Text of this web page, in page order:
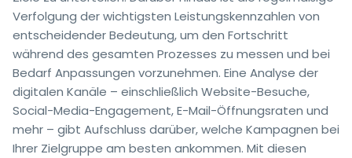
Verfolgung der wichtigsten Leistungskennzahlen von
entscheidender Bedeutung, um den Fortschritt
während des gesamten Prozesses zu messen und bei
Bedarf Anpassungen vorzunehmen. Eine Analyse der
digitalen Kanäle – einschließlich Website-Besuche,
Social-Media-Engagement, E-Mail-Öffnungsraten und
mehr – gibt Aufschluss darüber, welche Kampagnen bei
Ihrer Zielgruppe am besten ankommen. Mit diesen